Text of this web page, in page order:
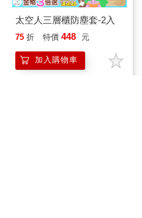
太空人三層櫃防塵套-2入
75 折 特價 448 元
加入購物車